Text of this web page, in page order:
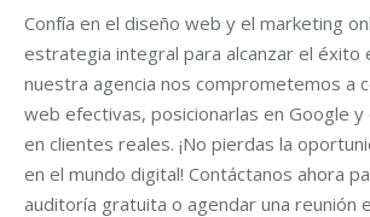
Confía en el diseño web y el marketing
estrategia integral para alcanzar el éxito
nuestra agencia nos comprometemos a
web efectivas, posicionarlas en Google
en clientes reales. ¡No pierdas la
en el mundo digital! Contáctanos ahora
auditoría gratuita o agendar una reunión